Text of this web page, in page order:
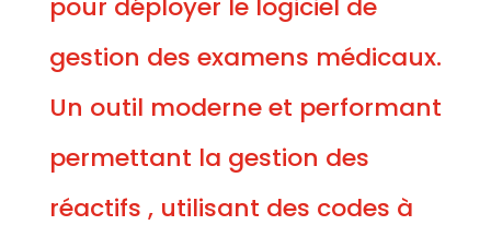
pour déployer le logiciel de
gestion des examens médicaux.
Un outil moderne et performant
permettant la gestion des
réactifs , utilisant des codes à